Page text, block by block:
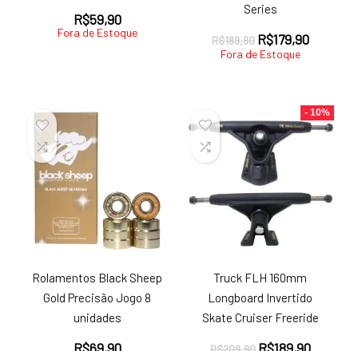
R$59,90
Fora de Estoque
Series
R$189,90 O
preço
R$189,90.
R$179,90O
Fora de Estoque
Rolamentos Black Sheep
Gold Precisão Jogo 8
unidades
R$69,90
- 10%
Truck FLH 160mm
Longboard Invertido
Skate Cruiser Freeride
O
R$189,90O